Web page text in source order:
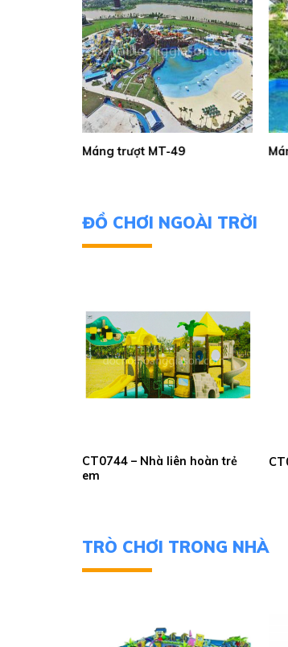
Máng trượt MT-44
ĐỒ CHƠI NGOÀI TRỜI
CT0744 – Nhà liên hoàn trẻ
em
TRÒ CHƠI TRONG NHÀ